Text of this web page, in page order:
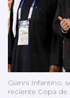
Gianni Infantino,
reciente Copa de